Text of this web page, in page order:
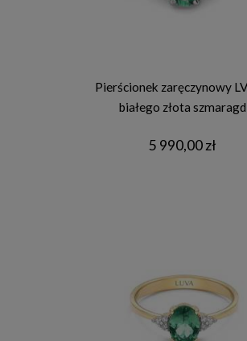
Pierścionek zaręczynowy
białego złota szmaragd
5 990,00 zł